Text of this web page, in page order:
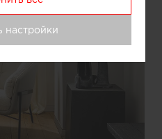
настройки